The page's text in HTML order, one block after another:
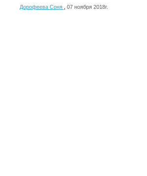
Дорофеева Соня 07 ноября 2018г.